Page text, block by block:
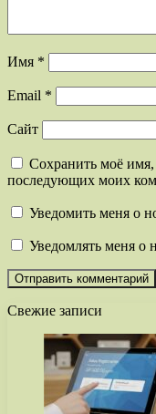
Имя *
Email *
Сайт
Сохранить моё имя,
последующих моих
Уведомить меня о
Уведомлять меня о
Свежие записи